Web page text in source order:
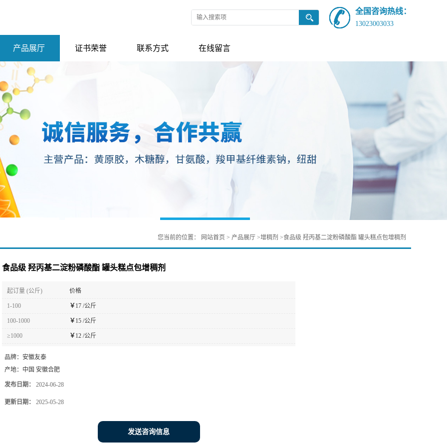
全国咨询热线：
13023003033
产品展厅 证书荣誉 联系方式 在线留言
您当前的位置： 网站首页 > 产品展厅 >增稠剂 >食品级 羟丙基二淀粉磷酸酯 罐头糕点包增稠剂
食品级 羟丙基二淀粉磷酸酯 罐头糕点包增稠剂
起订量 (公斤) 价格
1-100 ￥17 /公斤
100-1000 ￥15 /公斤
≥1000 ￥12 /公斤
品牌： 安徽友泰
产地： 中国 安徽合肥
发布日期： 2024-06-28
更新日期： 2025-05-28
发送咨询信息